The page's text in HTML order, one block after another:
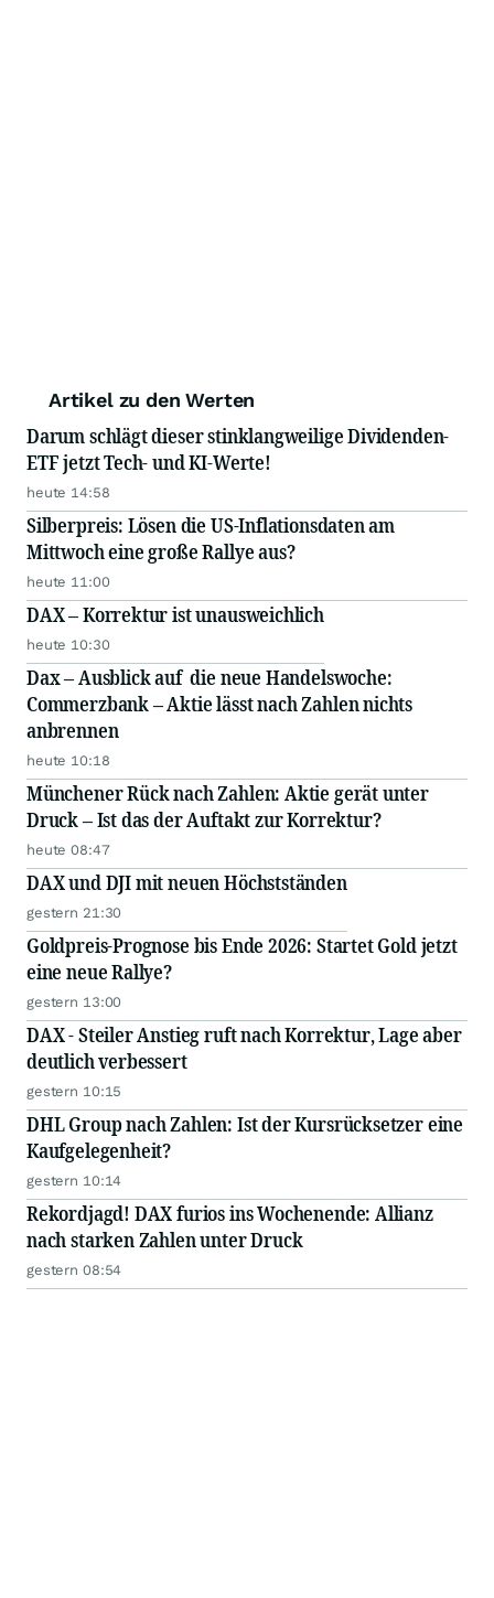
Artikel zu den Werten
Darum schlägt dieser stinklangweilige Dividenden-
ETF jetzt Tech- und KI-Werte!
heute 14:58
Silberpreis: Lösen die US-Inflationsdaten am
Mittwoch eine große Rallye aus?
heute 11:00
DAX – Korrektur ist unausweichlich
heute 10:30
Dax – Ausblick auf die neue Handelswoche:
Commerzbank – Aktie lässt nach Zahlen nichts
anbrennen
heute 10:18
Münchener Rück nach Zahlen: Aktie gerät unter
Druck – Ist das der Auftakt zur Korrektur?
heute 08:47
DAX und DJI mit neuen Höchstständen
gestern 21:30
Goldpreis-Prognose bis Ende 2026: Startet Gold jetzt
eine neue Rallye?
gestern 13:00
DAX - Steiler Anstieg ruft nach Korrektur, Lage aber
deutlich verbessert
gestern 10:15
DHL Group nach Zahlen: Ist der Kursrücksetzer eine
Kaufgelegenheit?
gestern 10:14
Rekordjagd! DAX furios ins Wochenende: Allianz
nach starken Zahlen unter Druck
gestern 08:54